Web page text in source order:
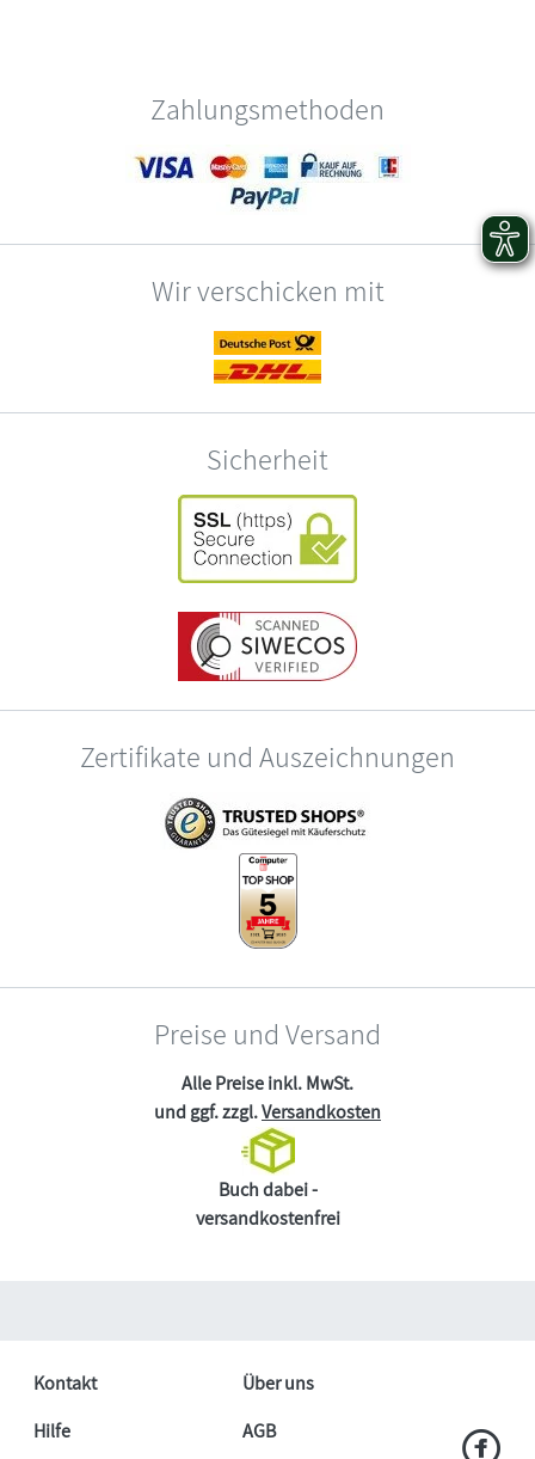
Zahlungsmethoden
Wir verschicken mit
Sicherheit
Zertifikate und Auszeichnungen
Preise und Versand
Alle Preise inkl. MwSt.
und ggf. zzgl.Versandkosten
Buch dabei -
versandkostenfrei
Kontakt
Über uns
Hilfe
AGB